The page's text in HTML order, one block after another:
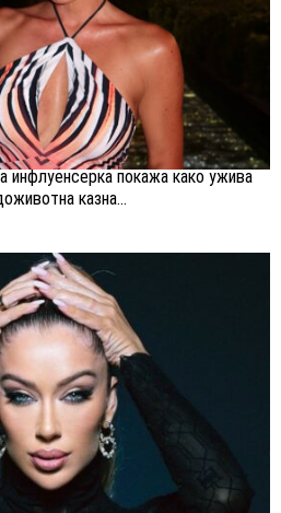
инфлуенсерка покажа како ужива
казна...